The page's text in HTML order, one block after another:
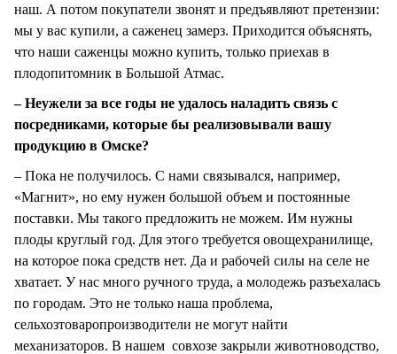
наш. А потом покупатели звонят и предъявляют претензии:
мы у вас купили, а саженец замерз. Приходится объяснять,
что наши саженцы можно купить, только приехав в
плодопитомник в Большой Атмас.
– Неужели за все годы не удалось наладить связь с
посредниками, которые бы реализовывали вашу
продукцию в Омске?
– Пока не получилось. С нами связывался, например,
«Магнит», но ему нужен большой объем и постоянные
поставки. Мы такого предложить не можем. Им нужны
плоды круглый год. Для этого требуется овощехранилище,
на которое пока средств нет. Да и рабочей силы на селе не
хватает. У нас много ручного труда, а молодежь разъехалась
по городам. Это не только наша проблема,
сельхозтоваропроизводители не могут найти
механизаторов. В нашем совхозе закрыли животноводство,